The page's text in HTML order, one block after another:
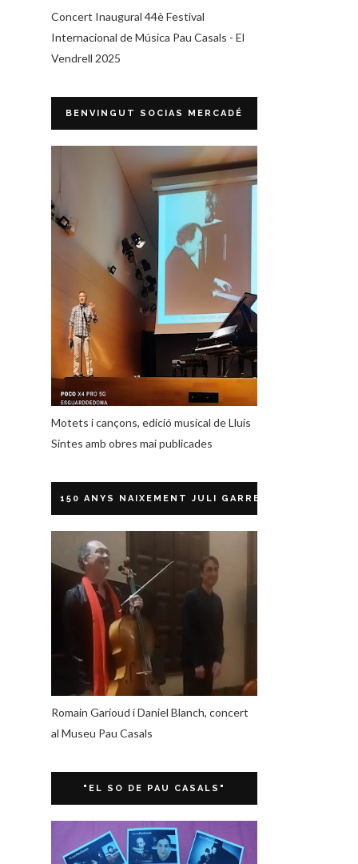
Concert Inaugural 44è Festival
Internacional de Música Pau Casals - El
Vendrell 2025
BENVINGUT SOCIAS MERCADÉ
Motets i cançons, edició musical de Lluís
Sintes amb obres mai publicades
150 ANYS NAIXEMENT JULI GARRETA
Romain Garioud i Daniel Blanch, concert
al Museu Pau Casals
"EL SO DE PAU CASALS"